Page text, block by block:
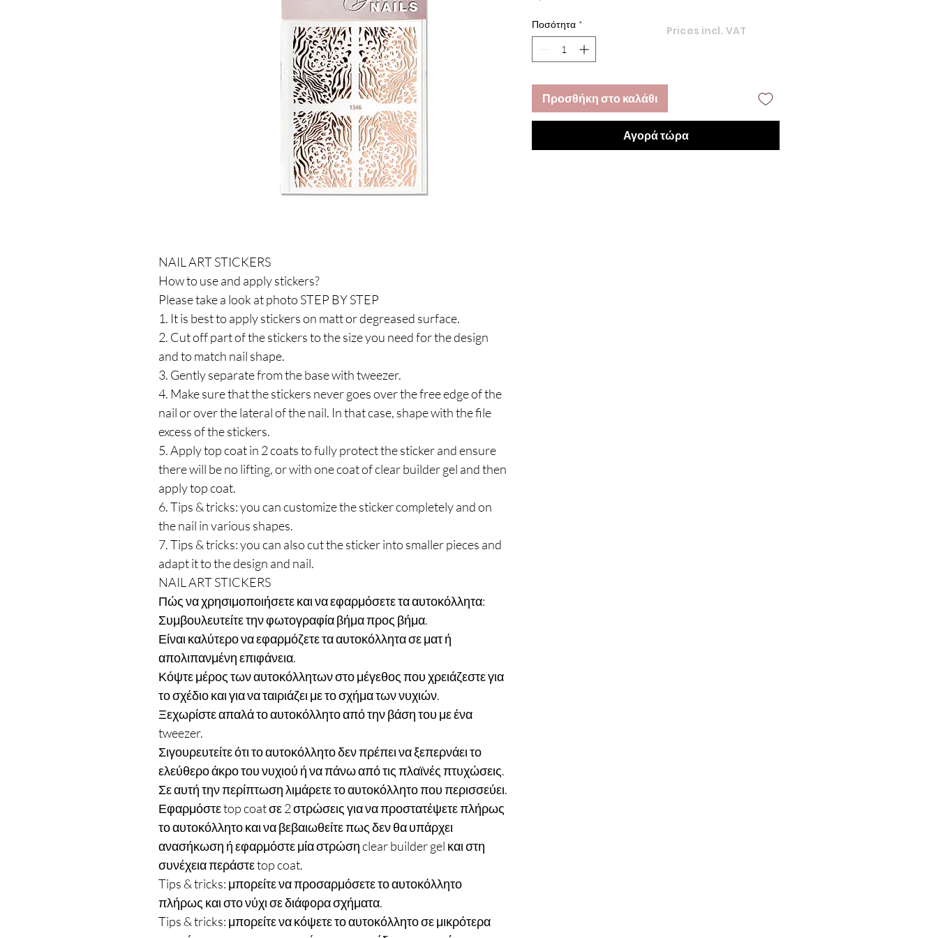
NAIL ART STICKERS
How to use and apply stickers?
Please take a look at photo STEP BY STEP
1. It is best to apply stickers on matt or degreased surface.
2. Cut off part of the stickers to the size you need for the design
and to match nail shape.
3. Gently separate from the base with tweezer.
4. Make sure that the stickers never goes over the free edge of the
nail or over the lateral of the nail. In that case, shape with the file
excess of the stickers.
5. Apply top coat in 2 coats to fully protect the sticker and ensure
there will be no lifting, or with one coat of clear builder gel and then
apply top coat.
6. Tips & tricks: you can customize the sticker completely and on
the nail in various shapes.
7. Tips & tricks: you can also cut the sticker into smaller pieces and
adapt it to the design and nail.
NAIL ART STICKERS
Πώς να χρησιμοποιήσετε και να εφαρμόσετε τα αυτοκόλλητα:
Συμβουλευτείτε την φωτογραφία βήμα προς βήμα.
Είναι καλύτερο να εφαρμόζετε τα αυτοκόλλητα σε ματ ή
απολιπανμένη επιφάνεια.
Κόψτε μέρος των αυτοκόλλητων στο μέγεθος που χρειάζεστε για
το σχέδιο και για να ταιριάζει με το σχήμα των νυχιών.
Ξεχωρίστε απαλά το αυτοκόλλητο από την βάση του με ένα
tweezer.
Σιγουρευτείτε ότι το αυτοκόλλητο δεν πρέπει να ξεπερνάει το
ελεύθερο άκρο του νυχιού ή να πάνω από τις πλαϊνές πτυχώσεις.
Σε αυτή την περίπτωση λιμάρετε το αυτοκόλλητο που περισσεύει.
Εφαρμόστε top coat σε 2 στρώσεις για να προστατέψετε πλήρως
το αυτοκόλλητο και να βεβαιωθείτε πως δεν θα υπάρχει
ανασήκωση ή εφαρμόστε μία στρώση clear builder gel και στη
συνέχεια περάστε top coat.
Tips & tricks: μπορείτε να προσαρμόσετε το αυτοκόλλητο
πλήρως και στο νύχι σε διάφορα σχήματα.
Tips & tricks: μπορείτε να κόψετε το αυτοκόλλητο σε μικρότερα
Ποσότητα *
Προσθήκη στο καλάθι
Αγορά τώρα
Prices incl. VAT